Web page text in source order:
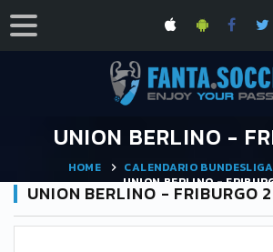
UNION BERLINO -
HOME
CALENDARIO
UNION BERLINO -
UNION BERLINO - FRIBURGO